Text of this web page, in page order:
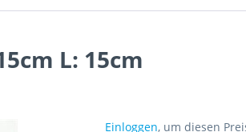
L: 15cm
Einloggen, um diesen